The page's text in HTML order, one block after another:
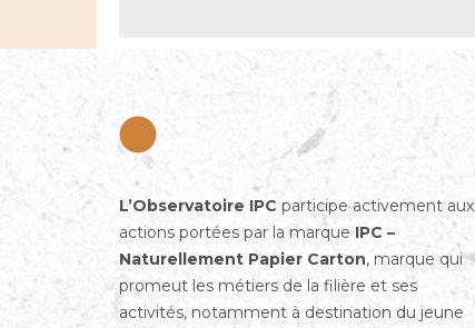
L’Observatoire IPC participe activement aux
actions portées par la marque IPC –
Naturellement Papier Carton, marque qui
promeut les métiers de la filière et ses
activités, notamment à destination du jeune